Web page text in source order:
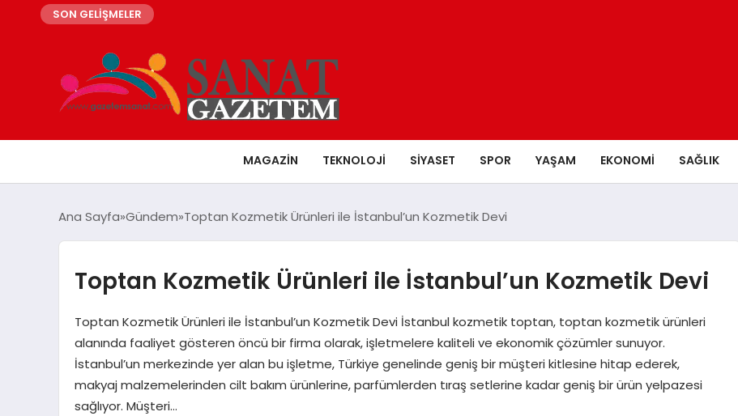
SON GELİŞMELER
MAGAZIN TEKNOLOJI SIYASET SPOR YAŞAM EKONOMI SAĞLIK
Ana Sayfa Gündem Toptan Kozmetik Ürünleri ile İstanbul’un Kozmetik Devi
Toptan Kozmetik Ürünleri ile İstanbul’un Kozmetik Devi
Toptan Kozmetik Ürünleri ile İstanbul’un Kozmetik Devi İstanbul kozmetik toptan, toptan kozmetik ürünleri
alanında faaliyet gösteren öncü bir firma olarak, işletmelere kaliteli ve ekonomik çözümler sunuyor.
İstanbul’un merkezinde yer alan bu işletme, Türkiye genelinde geniş bir müşteri kitlesine hitap ederek,
makyaj malzemelerinden cilt bakım ürünlerine, parfümlerden tıraş setlerine kadar geniş bir ürün yelpazesi
sağlıyor. Müşteri…